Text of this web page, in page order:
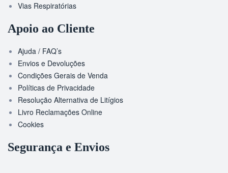
Vias Respiratórias
Apoio ao Cliente
Ajuda / FAQ’s
Envios e Devoluções
Condições Gerais de Venda
Políticas de Privacidade
Resolução Alternativa de Litígios
Livro Reclamações Online
Cookies
Segurança e Envios